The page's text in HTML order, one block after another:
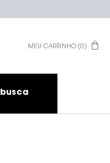
MEU CARRINHO 0
0 PRODUCT IN CART
busca